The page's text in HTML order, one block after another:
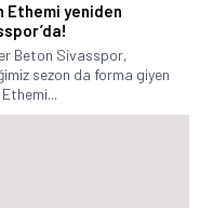
Ethemi yeniden
Beton Sivasspor,
sezon da forma giyen